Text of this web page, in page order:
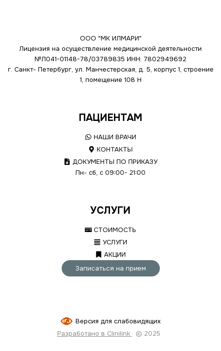
ООО "МК ИЛМАРИ"
Лицензия на осуществление медицинской деятельности
№Л041-01148-78/03789835 ИНН: 7802949692
г. Санкт- Петербург, ул. Манчестерская, д. 5, корпус 1, строение
1, помещение 108 Н
ПАЦИЕНТАМ
НАШИ ВРАЧИ
КОНТАКТЫ
ДОКУМЕНТЫ ПО ПРИКАЗУ
Пн- сб, с 09:00- 21:00
УСЛУГИ
СТОИМОСТЬ
УСЛУГИ
АКЦИИ
Записаться на прием
Версия для слабовидящих
Разработано в Clinilink
© 2025